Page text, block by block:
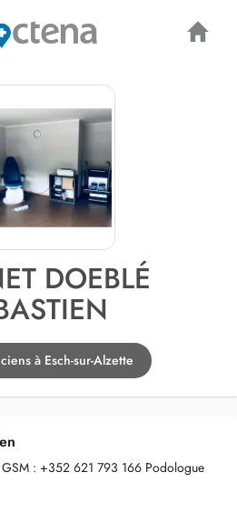
DOEBLÉ
à Esch-sur-Alzette
GSM : +352 621 793 166 Podologue